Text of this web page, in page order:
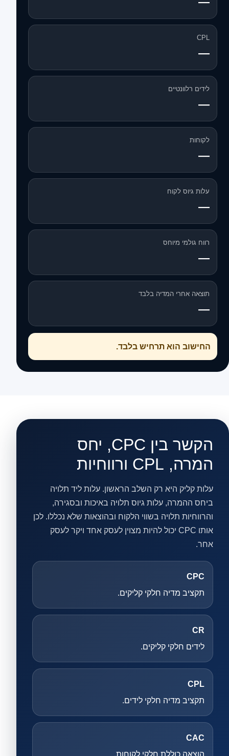
CPL
—
לידים רלוונטיים
—
לקוחות
—
עלות גיוס לקוח
—
רווח גולמי מיוחס
—
תוצאה אחרי המדיה בלבד
—
החישוב הוא תרחיש בלבד.
הקשר בין CPC, יחס
המרה, CPL ורווחיות
עלות קליק היא רק השלב הראשון. עלות ליד תלויה
ביחס ההמרה, עלות גיוס תלויה באיכות ובסגירה,
והרווחיות תלויה בשווי הלקוח ובהוצאות שלא נכללו. לכן
אותו CPC יכול להיות מצוין לעסק אחד ויקר לעסק
אחר.
CPC
תקציב מדיה חלקי קליקים.
CR
לידים חלקי קליקים.
CPL
תקציב מדיה חלקי לידים.
CAC
הוצאה כוללת חלקי לקוחות.